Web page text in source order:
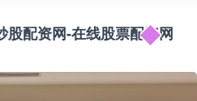
股配资网-在线股票配资网